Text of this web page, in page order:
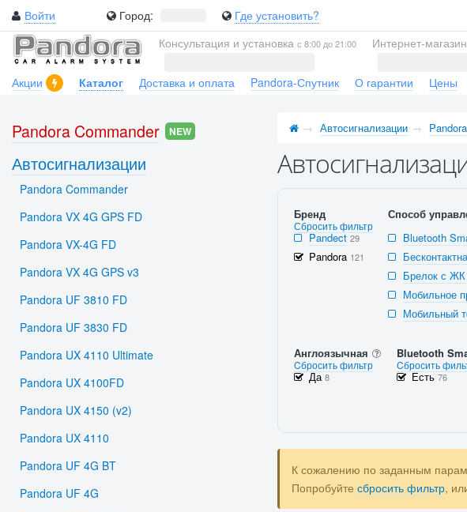
Войти Город: Где установить?
Консультация и установка с 8:00 до 21:00 Интернет-магазин
Акции
Каталог Доставка и оплата Pandora-Спутник О гарантии Цены
Автосигнализации Pandora
Бренд
Сбросить фильтр
Pandect 29
Pandora 121
Способ
Bluetooth
Брелок с
Мобильное
Мобильный
Англоязычная
Cбросить фильтр
Да8
Bluetooth
Cбросить
Есть76
К сожалению по заданным
Попробуйте сбросить фильтр,
Pandora Commander NEW
Автосигнализации
Pandora Commander
Pandora VX 4G GPS FD
Pandora VX-4G FD
Pandora VX 4G GPS v3
Pandora UF 3810 FD
Pandora UF 3830 FD
Pandora UX 4110 Ultimate
Pandora UX 4100FD
Pandora UX 4150 (v2)
Pandora UX 4110
Pandora UF 4G BT
Pandora UF 4G